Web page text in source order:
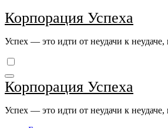
Перейти
к
Корпорация Успеха
Успех — это идти от неудачи к неудаче,
Корпорация Успеха
Успех — это идти от неудачи к неудаче,